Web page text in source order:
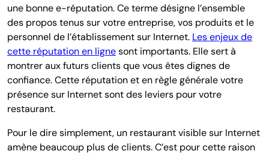
une bonne e-réputation. Ce terme désigne l’ensemble
des propos tenus sur votre entreprise, vos produits et le
personnel de l’établissement sur Internet. Les enjeux de
cette réputation en lignesont importants. Elle sert à
montrer aux futurs clients que vous êtes dignes de
confiance. Cette réputation et en règle générale votre
présence sur Internet sont des leviers pour votre
restaurant.
Pour le dire simplement, un restaurant visible sur Internet
amène beaucoup plus de clients. C’est pour cette raison